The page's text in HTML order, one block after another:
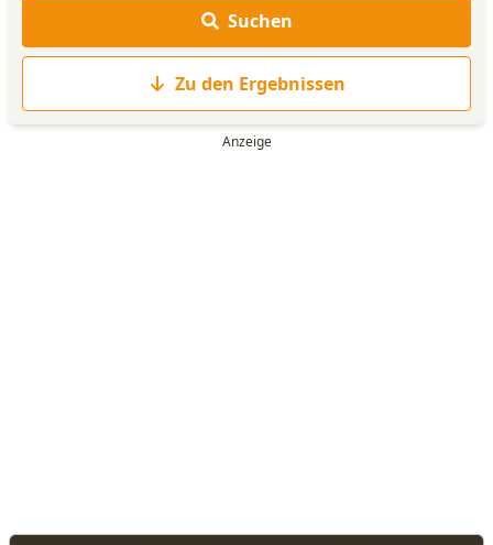
WORTLISTE
Suchen
Zu den Ergebnissen